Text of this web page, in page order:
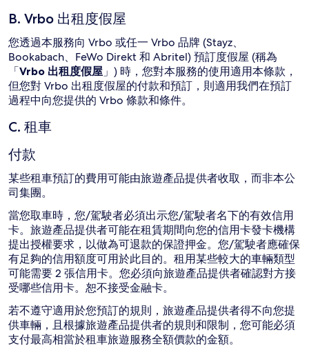
B. Vrbo 出租度假屋
您透過本服務向 Vrbo 或任一 Vrbo 品牌 (Stayz、
Bookabach、FeWo Direkt 和 Abritel) 預訂度假屋 (稱為
「Vrbo 出租度假屋 」) 時，您對本服務的使用適用本條款，
但您對 Vrbo 出租度假屋的付款和預訂，則適用我們在預訂
過程中向您提供的 Vrbo 條款和條件。
C. 租車
付款
某些租車預訂的費用可能由旅遊產品提供者收取，而非本公
司集團。
當您取車時，您/駕駛者必須出示您/駕駛者名下的有效信用
卡。旅遊產品提供者可能在租賃期間向您的信用卡發卡機構
提出授權要求，以做為可退款的保證押金。您/駕駛者應確保
有足夠的信用額度可用於此目的。租用某些較大的車輛類型
可能需要 2 張信用卡。您必須向旅遊產品提供者確認對方接
受哪些信用卡。恕不接受金融卡。
若不遵守適用於您預訂的規則，旅遊產品提供者得不向您提
供車輛，且根據旅遊產品提供者的規則和限制，您可能必須
支付最高相當於租車旅遊服務全額價款的金額。